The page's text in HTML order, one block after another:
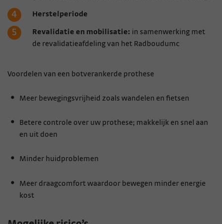
Herstelperiode
Revalidatie en mobilisatie: in samenwerking met
de revalidatieafdeling van het Radboudumc
Voordelen van een botverankerde prothese
Meer bewegingsvrijheid zoals wandelen en fietsen
Betere controle over uw prothese; makkelijk en snel aan
en uit doen
Minder huidproblemen
Meer draagcomfort waardoor bewegen minder energie
kost